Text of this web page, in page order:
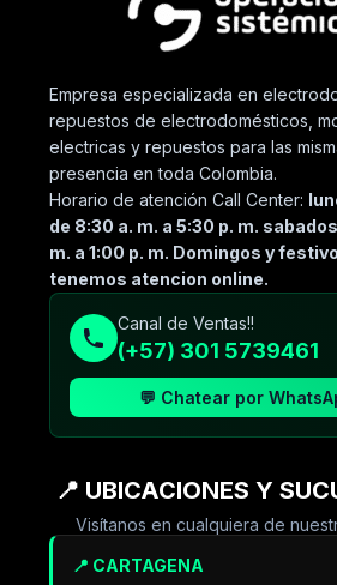
Empresa especializada en
repuestos de electrodomésticos,
electricas y repuestos para las
presencia en toda Colombia.
Horario de atención Call Center:
de 8:30 a. m. a 5:30 p. m.
m. a 1:00 p. m. Domingos y
tenemos atencion online.
Canal de Ventas!!
(+57) 301 5739461
💬 Chatear por
📍 UBICACIONES Y
Visítanos en cualquiera de
📍 CARTAGENA